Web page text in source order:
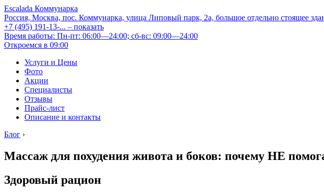
Escalada Коммунарка
Россия, Москва, пос. Коммунарка, улица Липовый парк, 2а, большое отдельно стоящее
+7 (495) 191-13-... – показать
Время работы: Пн-пт: 06:00—24:00; сб-вс: 09:00—24:00
Откроемся в 09:00
Услуги и Цены
Фото
Акции
Специалисты
Отзывы
Прайс-лист
Описание и контакты
Блог ›
Массаж для похудения живота и боков: почему НЕ
Здоровый рацион